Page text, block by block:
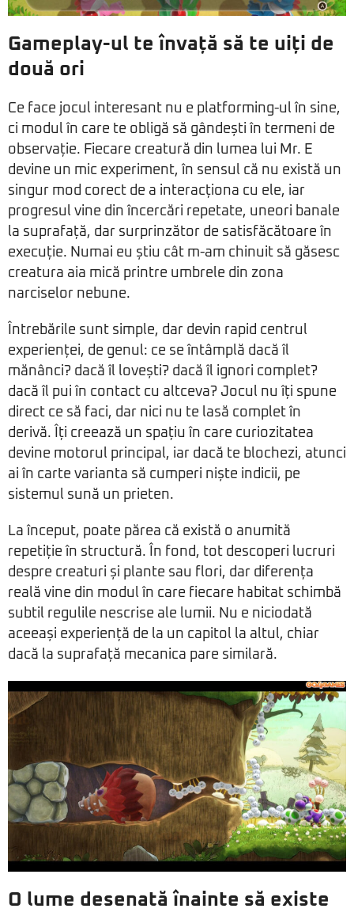
Gameplay-ul te învață să te uiți de
două ori
Ce face jocul interesant nu e platforming-ul în sine,
ci modul în care te obligă să gândești în termeni de
observație. Fiecare creatură din lumea lui Mr. E
devine un mic experiment, în sensul că nu există un
singur mod corect de a interacționa cu ele, iar
progresul vine din încercări repetate, uneori banale
la suprafață, dar surprinzător de satisfăcătoare în
execuție. Numai eu știu cât m-am chinuit să găsesc
creatura aia mică printre umbrele din zona
narciselor nebune.
Întrebările sunt simple, dar devin rapid centrul
experienței, de genul: ce se întâmplă dacă îl
mănânci? dacă îl lovești? dacă îl ignori complet?
dacă îl pui în contact cu altceva? Jocul nu îți spune
direct ce să faci, dar nici nu te lasă complet în
derivă. Îți creează un spațiu în care curiozitatea
devine motorul principal, iar dacă te blochezi, atunci
ai în carte varianta să cumperi niște indicii, pe
sistemul sună un prieten.
La început, poate părea că există o anumită
repetiție în structură. În fond, tot descoperi lucruri
despre creaturi și plante sau flori, dar diferența
reală vine din modul în care fiecare habitat schimbă
subtil regulile nescrise ale lumii. Nu e niciodată
aceeași experiență de la un capitol la altul, chiar
dacă la suprafață mecanica pare similară.
O lume desenată înainte să existe